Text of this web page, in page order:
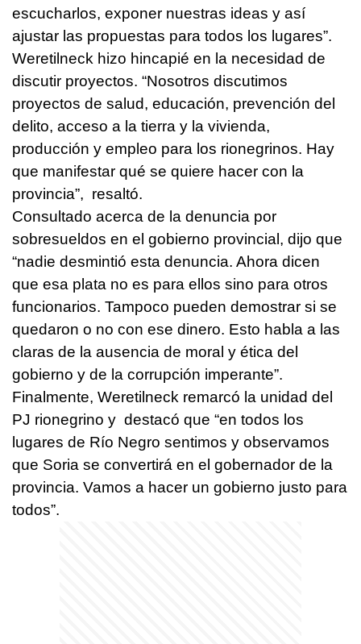
escucharlos, exponer nuestras ideas y así
ajustar las propuestas para todos los lugares”.
Weretilneck hizo hincapié en la necesidad de
discutir proyectos. “Nosotros discutimos
proyectos de salud, educación, prevención del
delito, acceso a la tierra y la vivienda,
producción y empleo para los rionegrinos. Hay
que manifestar qué se quiere hacer con la
provincia”, resaltó.
Consultado acerca de la denuncia por
sobresueldos en el gobierno provincial, dijo que
“nadie desmintió esta denuncia. Ahora dicen
que esa plata no es para ellos sino para otros
funcionarios. Tampoco pueden demostrar si se
quedaron o no con ese dinero. Esto habla a las
claras de la ausencia de moral y ética del
gobierno y de la corrupción imperante”.
Finalmente, Weretilneck remarcó la unidad del
PJ rionegrino y destacó que “en todos los
lugares de Río Negro sentimos y observamos
que Soria se convertirá en el gobernador de la
provincia. Vamos a hacer un gobierno justo para
todos”.